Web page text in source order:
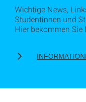
Wichtige News,
Studentinnen und
Hier bekommen